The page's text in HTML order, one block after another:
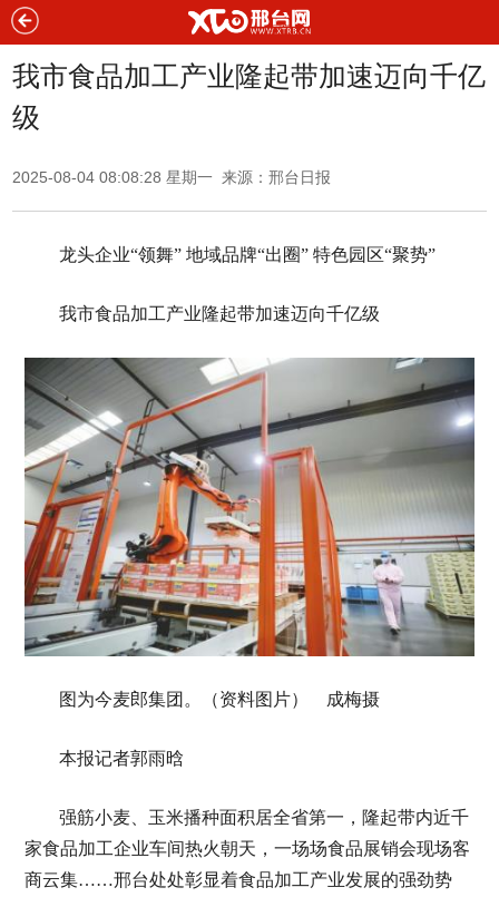
我市食品加工产业隆起带加速迈向千亿
级
2025-08-04 08:08:28 星期一 来源：邢台日报
龙头企业“领舞” 地域品牌“出圈” 特色园区“聚势”
我市食品加工产业隆起带加速迈向千亿级
图为今麦郎集团。（资料图片） 成梅摄
本报记者郭雨晗
强筋小麦、玉米播种面积居全省第一，隆起带内近千
家食品加工企业车间热火朝天，一场场食品展销会现场客
商云集……邢台处处彰显着食品加工产业发展的强劲势